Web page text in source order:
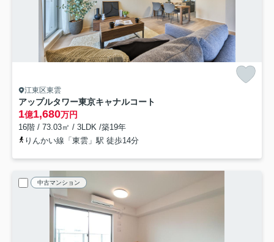
江東区東雲
アップルタワー東京キャナルコート
1億1,680万円
16階 / 73.03㎡ / 3LDK /築19年
りんかい線「東雲」駅 徒歩14分
中古マンション